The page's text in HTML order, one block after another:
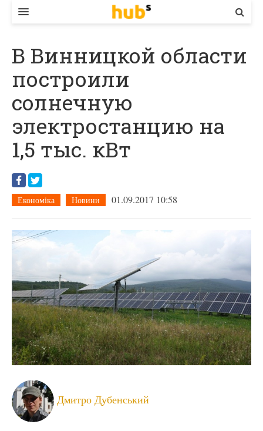
ЕКОНОМІКА
БІЗНЕС
СТАРТЕР
КОНТАКТИ
В Винницкой области
построили
солнечную
электростанцию на
1,5 тыс. кВт
Економіка Новини 01.09.2017 10:58
Дмитро Дубенський